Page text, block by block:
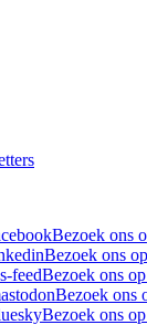
Bezoek ons
Bezoek ons
feedBezoek ons
Bezoek ons
Bezoek ons